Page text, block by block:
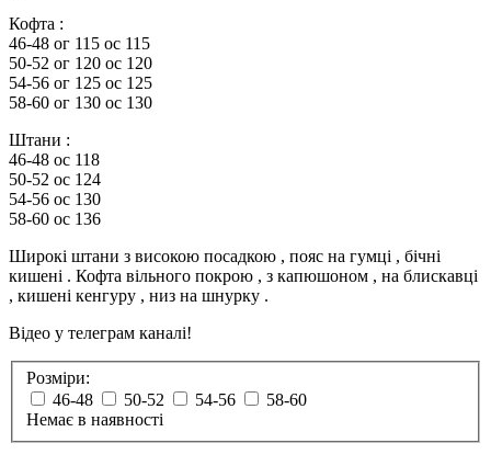
Кофта :
46-48 ог 115 ос 115
50-52 ог 120 ос 120
54-56 ог 125 ос 125
58-60 ог 130 ос 130
Штани :
46-48 ос 118
50-52 ос 124
54-56 ос 130
58-60 ос 136
Широкі штани з високою посадкою , пояс на гумці , бічні
кишені . Кофта вільного покрою , з капюшоном , на блискавці
, кишені кенгуру , низ на шнурку .
Відео у телеграм каналі!
Розміри:
46-48
50-52 54-56
58-60
Немає в наявності